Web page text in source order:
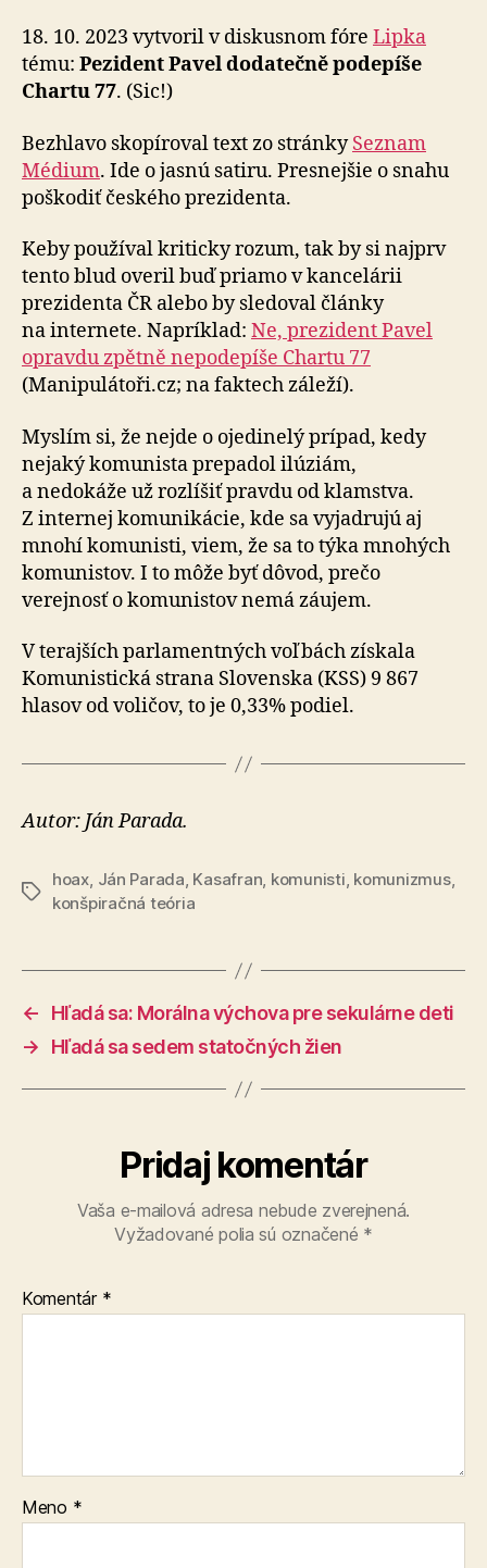
18. 10. 2023 vytvoril v diskusnom fóre Lipka
tému: Pezident Pavel dodatečně podepíše
Chartu 77. (Sic!)
Bezhlavo skopíroval text zo stránkySeznam
Médium. Ide o jasnú satiru. Presnejšie o snahu
poškodiť českého prezidenta.
Keby používal kriticky rozum, tak by si najprv
tento blud overil buď priamo v kancelárii
prezidenta ČR alebo by sledoval články
na internete. Napríklad: Ne, prezident Pavel
opravdu zpětně nepodepíše Chartu 77
(Manipulátoři.cz; na faktech záleží).
Myslím si, že nejde o ojedinelý prípad, kedy
nejaký komunista prepadol ilúziám,
a nedokáže už rozlíšiť pravdu od klamstva.
Z internej komunikácie, kde sa vyjadrujú aj
mnohí komunisti, viem, že sa to týka mnohých
komunistov. I to môže byť dôvod, prečo
verejnosť o komunistov nemá záujem.
V terajších parlamentných voľbách získala
Komunistická strana Slovenska (KSS) 9 867
hlasov od voličov, to je 0,33% podiel.
Autor: Ján Parada.
Značky
hoax, Ján Parada, Kasafran, komunisti, komunizmus,
konšpiračná teória
←
Hľadá sa: Morálna výchova pre sekulárne deti
→
Hľadá sa sedem statočných žien
Pridaj komentár
Vaša e-mailová adresa nebude zverejnená.
Vyžadované polia sú označené *
Komentár *
Meno *